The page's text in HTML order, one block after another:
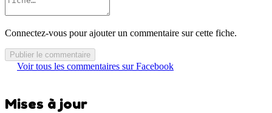
Connectez-vous pour ajouter un commentaire sur cette fiche.
Publier le commentaire
Voir tous les commentaires sur Facebook
Mises à jour